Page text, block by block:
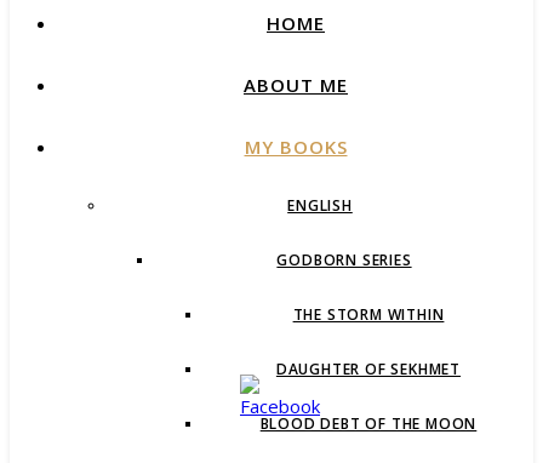
HOME
ABOUT ME
MY BOOKS
ENGLISH
GODBORN SERIES
THE STORM WITHIN
DAUGHTER OF SEKHMET
BLOOD DEBT OF THE MOON